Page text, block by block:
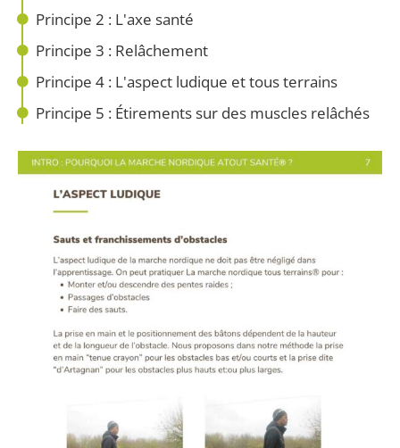
Principe 2 : L'axe santé
Principe 3 : Relâchement
Principe 4 : L'aspect ludique et tous terrains
Principe 5 : Étirements sur des muscles relâchés